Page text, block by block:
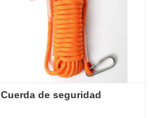
Cuerda de seguridad